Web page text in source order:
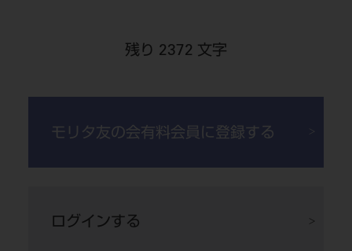
継続使用が困難な患者さんにも有効との報告が
残り 2372 文字
モリタ友の会有料会員に登録する
ログインする